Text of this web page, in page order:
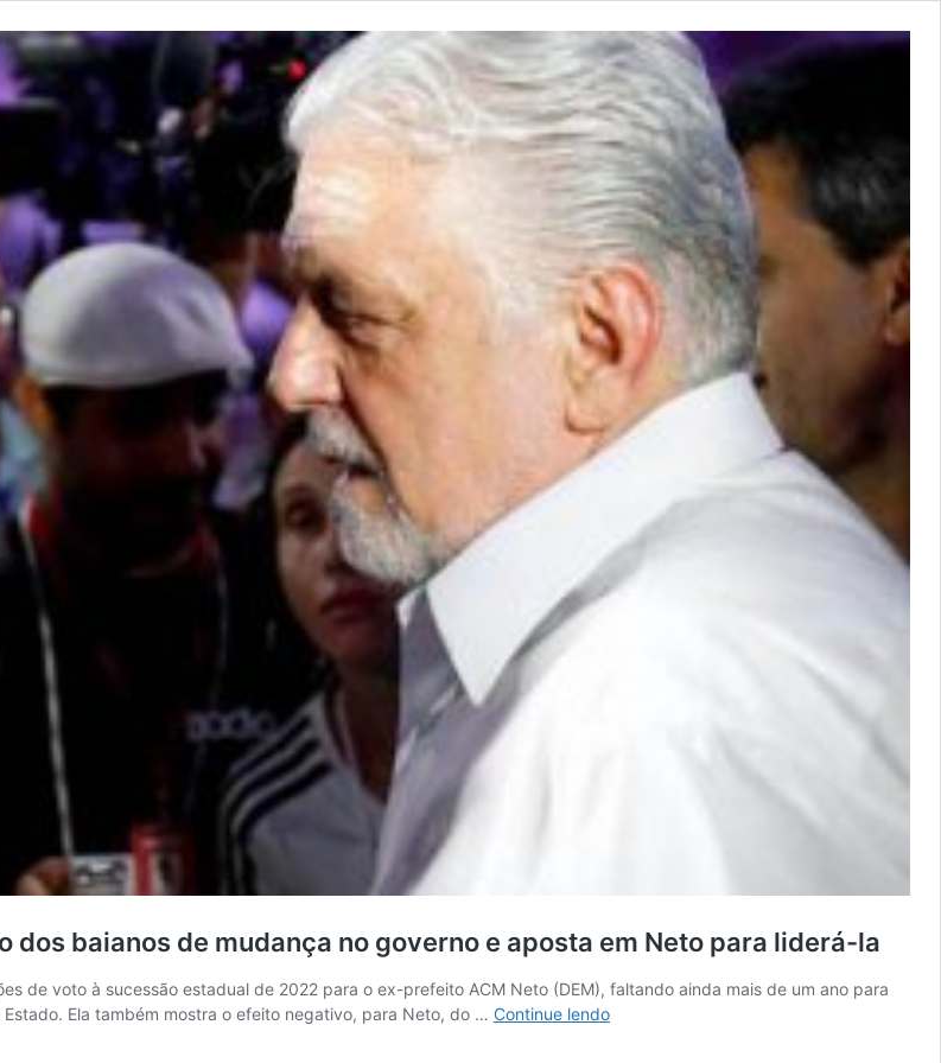
baianos de mudança no governo e aposta em Neto para liderá-la
de voto à sucessão estadual de 2022 para o ex-prefeito ACM Neto (DEM), faltando ainda mais de um ano para
Ela também mostra o efeito negativo, para Neto, do … Continue lendo#Eleições2022: